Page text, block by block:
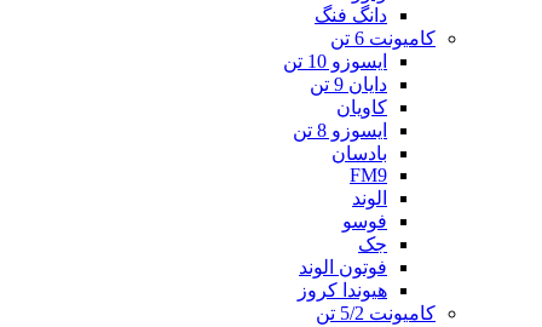
دانگ فنگ
کامیونت 6 تن
ایسوزو 10 تن
دایان 9 تن
کاویان
ایسوزو 8 تن
بادسان
FM9
الوند
فوسو
جک
فوتون الوند
هیوندا کروز
کامیونت 5/2 تن